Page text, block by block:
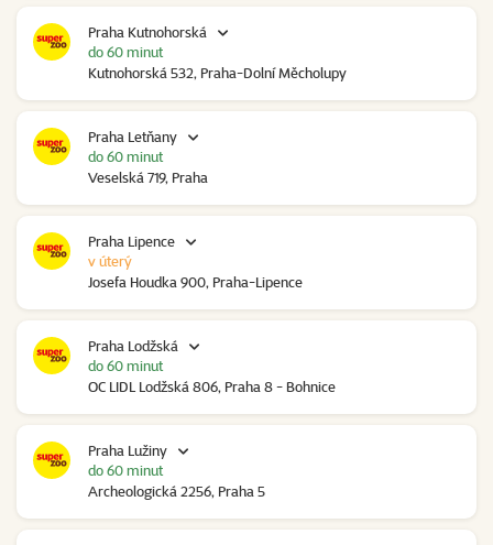
Praha Kutnohorská
Kutnohorská 532, Praha-Dolní Měcholupy
do 60 minut
Praha Letňany
Veselská 719, Praha
do 60 minut
Praha Lipence
Josefa Houdka 900, Praha-Lipence
v úterý
Praha Lodžská
OC LIDL Lodžská 806, Praha 8 - Bohnice
do 60 minut
Praha Lužiny
Archeologická 2256, Praha 5
do 60 minut